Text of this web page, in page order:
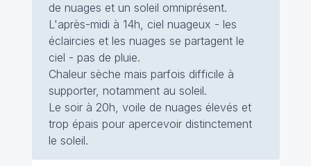
de nuages et un soleil omniprésent.
L'après-midi à 14h, ciel nuageux - les
éclaircies et les nuages se partagent le
ciel - pas de pluie.
Chaleur sèche mais parfois difficile à
supporter, notamment au soleil.
Le soir à 20h, voile de nuages élevés et
trop épais pour apercevoir distinctement
le soleil.